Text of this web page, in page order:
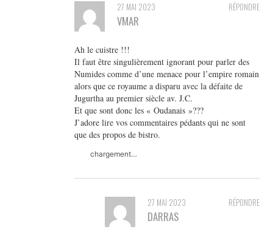
RÉPONDRE
27 MAI 2023
VMAR
Ah le cuistre !!!
Il faut être singulièrement ignorant pour parler des
Numides comme d’une menace pour l’empire romain
alors que ce royaume a disparu avec la défaite de
Jugurtha au premier siècle av. J.C.
Et que sont donc les « Oudanais »???
J’adore lire vos commentaires pédants qui ne sont
que des propos de bistro.
chargement…
RÉPONDRE
27 MAI 2023
DARRAS